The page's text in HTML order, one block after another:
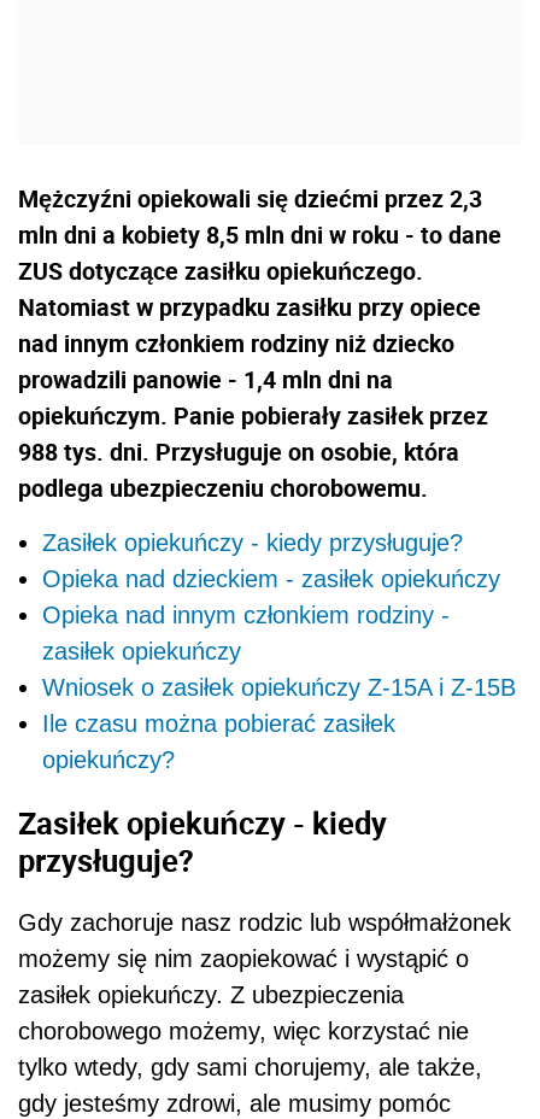
Mężczyźni opiekowali się dziećmi przez 2,3
mln dni a kobiety 8,5 mln dni w roku - to dane
ZUS dotyczące zasiłku opiekuńczego.
Natomiast w przypadku zasiłku przy opiece
nad innym członkiem rodziny niż dziecko
prowadzili panowie - 1,4 mln dni na
opiekuńczym. Panie pobierały zasiłek przez
988 tys. dni. Przysługuje on osobie, która
podlega ubezpieczeniu chorobowemu.
Zasiłek opiekuńczy - kiedy przysługuje?
Opieka nad dzieckiem - zasiłek opiekuńczy
Opieka nad innym członkiem rodziny -
zasiłek opiekuńczy
Wniosek o zasiłek opiekuńczy Z-15A i Z-15B
Ile czasu można pobierać zasiłek
opiekuńczy?
Zasiłek opiekuńczy - kiedy
przysługuje?
Gdy zachoruje nasz rodzic lub współmałżonek
możemy się nim zaopiekować i wystąpić o
zasiłek opiekuńczy. Z ubezpieczenia
chorobowego możemy, więc korzystać nie
tylko wtedy, gdy sami chorujemy, ale także,
gdy jesteśmy zdrowi, ale musimy pomóc